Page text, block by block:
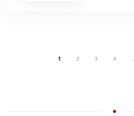
1 2 3 4